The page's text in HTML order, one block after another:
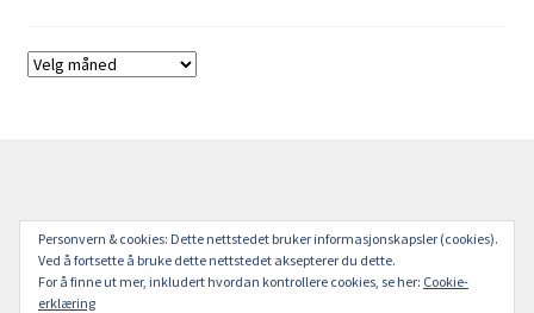
Arkiv
© Kampen om Norge 2026
Bygget med Storefront.
Personvern & cookies: Dette nettstedet bruker informasjonskapsler (cookies).
Ved å fortsette å bruke dette nettstedet aksepterer du dette.
For å finne ut mer, inkludert hvordan kontrollere cookies, se her: Cookie-
erklæring